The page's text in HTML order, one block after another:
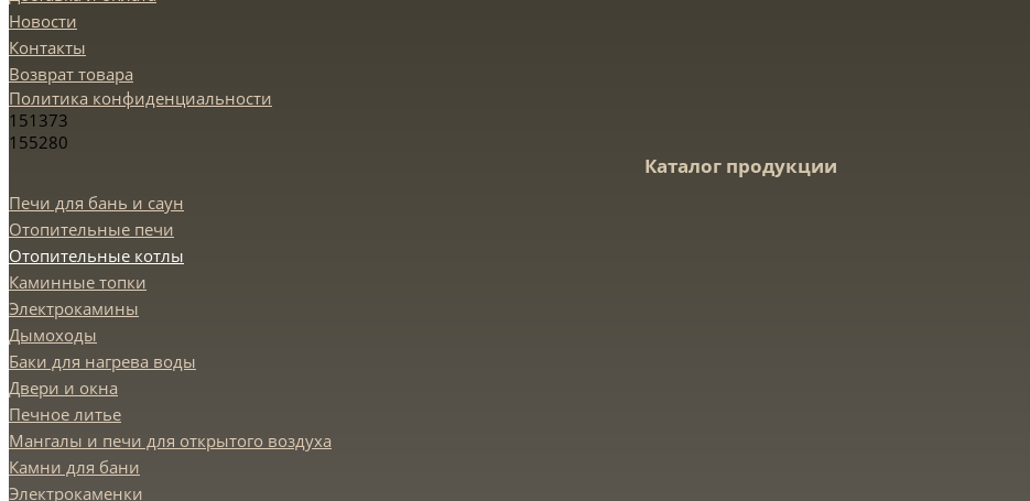
Новости
Контакты
Возврат товара
Политика конфиденциальности
151373
155280
Каталог продукции
Печи для бань и саун
Отопительные печи
Отопительные котлы
Каминные топки
Электрокамины
Дымоходы
Баки для нагрева воды
Двери и окна
Печное литье
Мангалы и печи для открытого воздуха
Камни для бани
Электрокаменки